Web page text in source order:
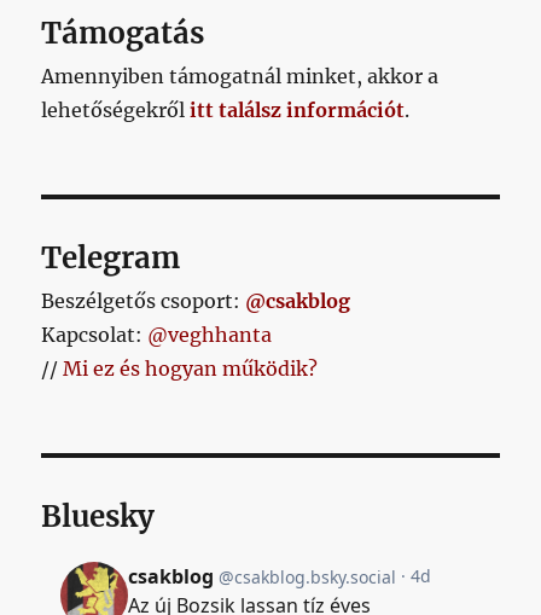
Támogatás
Amennyiben támogatnál minket, akkor a
lehetőségekrőlitt találsz információt.
Telegram
Beszélgetős csoport: @csakblog
Kapcsolat: @veghhanta
//Mi ez és hogyan működik?
Bluesky